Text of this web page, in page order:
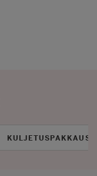
KULJETUSPAKKAUS